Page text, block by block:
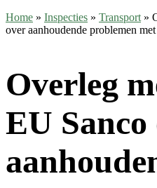
Home » Inspecties » Transport »
over aanhoudende problemen
Overleg
EU Sanco